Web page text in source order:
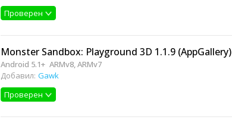
Проверен
Monster Sandbox: Playground 3D 1.1.9 (AppGallery)
Android 5.1+ ARMv8, ARMv7
Добавил: Gawk
Проверен